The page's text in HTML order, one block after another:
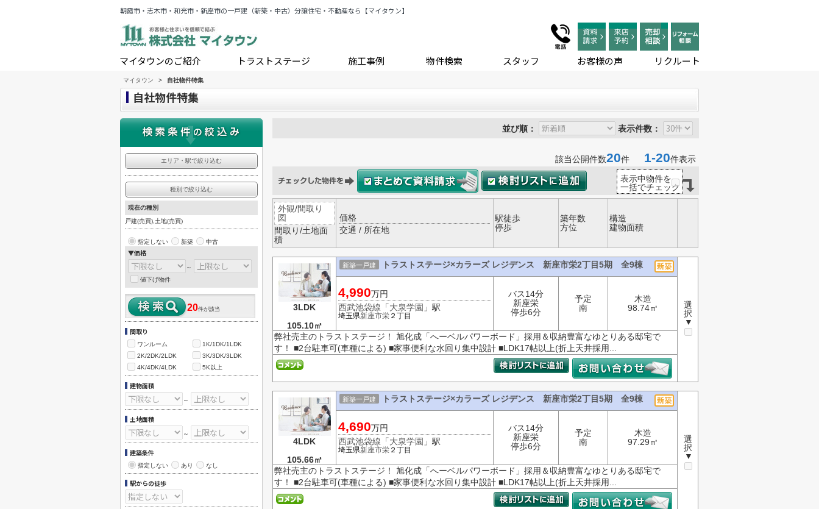
朝霞市・志木市・和光市・新座市の一戸建（新築・中古）分譲住宅・不動産なら【マイタウン】
マイタウンのご紹介 トラストステージ 施工事例 物件検索 スタッフ お客様の声 リクルート
マイタウン > 自社物件特集
自社物件特集
並び順： 表示件数：
該当公開件数20件 1-20件表示
表示中物件を
一括でチェック
外観/間取り
図
間取り/土地面
積
価格
交通 / 所在地
駅徒歩
停歩
築年数
方位
構造
建物面積
3LDK
105.10㎡
新築一戸建 トラストステージ×カラーズ レジデンス 新座市栄2丁目5期 全9棟
選
択
▼
4,990万円
西武池袋線 「大泉学園 」駅
埼玉県新座市栄 ２丁目
バス14分
新座栄
停歩6分
予定
南
木造
98.74㎡
弊社売主のトラストステージ！ 旭化成「へーベルパワーボード」採用＆収納豊富なゆとりある邸宅で
す！ ■2台駐車可(車種による) ■家事便利な水回り集中設計 ■LDK17帖以上(折上天井採用...
4LDK
105.66㎡
新築一戸建 トラストステージ×カラーズ レジデンス 新座市栄2丁目5期 全9棟
選
択
▼
4,690万円
西武池袋線 「大泉学園 」駅
埼玉県新座市栄 ２丁目
バス14分
新座栄
停歩6分
予定
南
木造
97.29㎡
弊社売主のトラストステージ！ 旭化成「へーベルパワーボード」採用＆収納豊富なゆとりある邸宅で
す！ ■2台駐車可(車種による) ■家事便利な水回り集中設計 ■LDK17帖以上(折上天井採用...
エリア・駅で絞り込む
種別で絞り込む
現在の種別
戸建(売買),土地(売買)
指定しない 新築 中古
▼価格
～
値下げ物件
20件が該当
間取り
ワンルーム
1K/1DK/1LDK
2K/2DK/2LDK
3K/3DK/3LDK
4K/4DK/4LDK
5K以上
建物面積
～
土地面積
～
建築条件
指定しない あり なし
駅からの徒歩